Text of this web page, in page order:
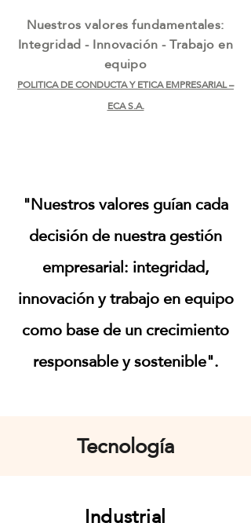
Nuestros valores fundamentales:
Integridad - Innovación - Trabajo en
equipo
POLITICA DE CONDUCTA Y ETICA EMPRESARIAL –
ECA S.A.
"Nuestros valores guían cada
decisión de nuestra gestión
empresarial: integridad,
innovación y trabajo en equipo
como base de un crecimiento
responsable y sostenible".
Tecnología